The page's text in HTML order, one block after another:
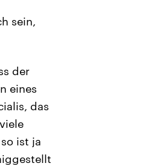
sein,
der
eines
das
ist ja